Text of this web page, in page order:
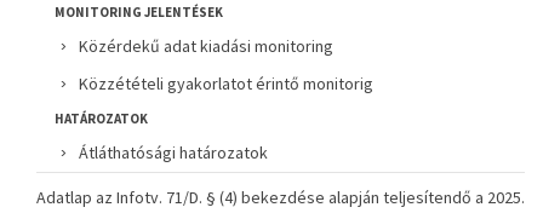
MONITORING JELENTÉSEK
Közérdekű adat kiadási monitoring
Közzétételi gyakorlatot érintő monitorig
HATÁROZATOK
Átláthatósági határozatok
Adatlap az Infotv. 71/D. § (4) bekezdése alapján teljesítendő a 2025.